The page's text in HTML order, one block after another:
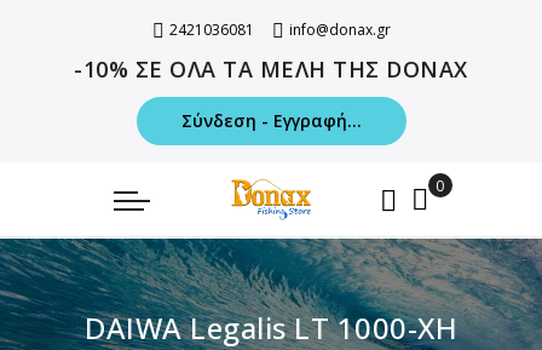
2421036081 info@donax.gr
-10% ΣΕ ΟΛΑ ΤΑ ΜΕΛΗ ΤΗΣ DONAX
Σύνδεση - Εγγραφή...
DAIWA Legalis LT 1000-XH